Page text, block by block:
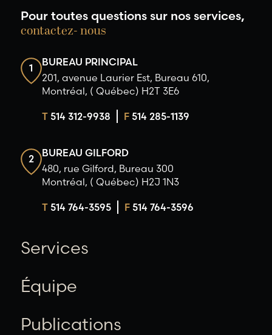
Pour toutes questions sur nos services,
contactez- nous
1
BUREAU PRINCIPAL
201, avenue Laurier Est, Bureau 610,
Montréal, ( Québec) H2T 3E6
T514 312-9938 F514 285-1139
2
BUREAU GILFORD
480, rue Gilford, Bureau 300
Montréal, ( Québec) H2J 1N3
T514 764-3595 F514 764-3596
Services
Équipe
Publications